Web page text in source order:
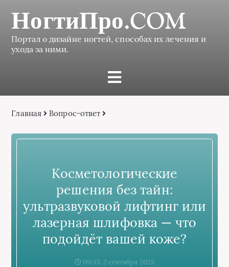
НогтиПро.COM
Портал о дизайне ногтей, способах их лечения и
ухода за ними.
Главная Вопрос-ответ
Косметологические
решения без тайн:
ультразвуковой лифтинг или
лазерная шлифовка — что
подойдёт вашей коже?
09:35, 2 сентября 2025